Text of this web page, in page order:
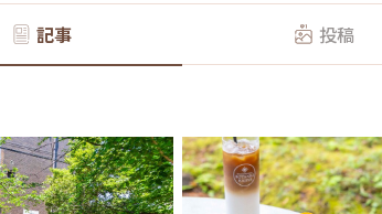
記事 投稿